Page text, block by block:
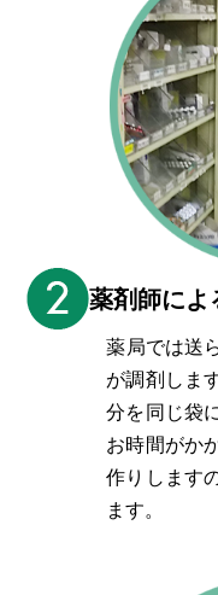
薬剤師によ
薬局では送
が調剤しま
分を同じ袋
お時間がか
作りします
ます。